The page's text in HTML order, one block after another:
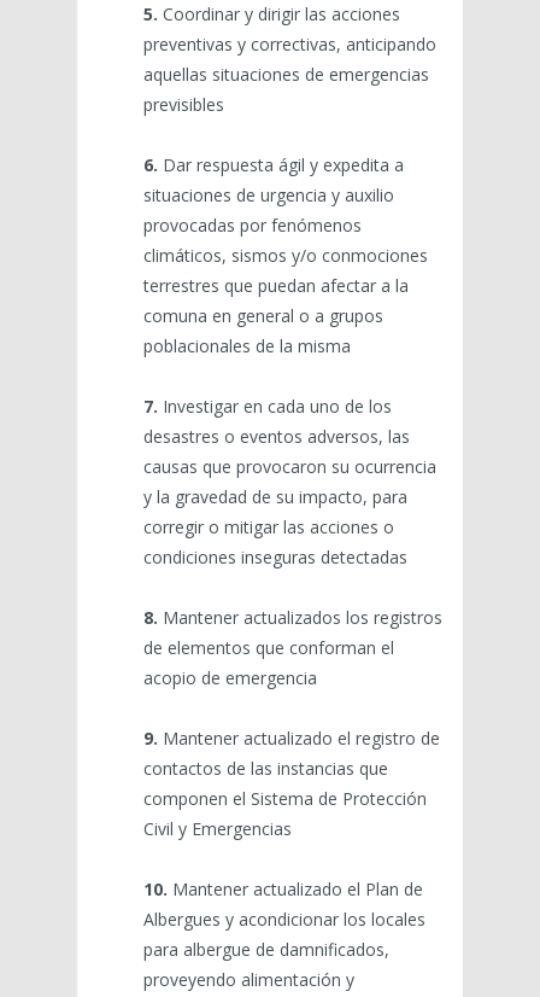
5. Coordinar y dirigir las acciones
preventivas y correctivas, anticipando
aquellas situaciones de emergencias
previsibles
6. Dar respuesta ágil y expedita a
situaciones de urgencia y auxilio
provocadas por fenómenos
climáticos, sismos y/o conmociones
terrestres que puedan afectar a la
comuna en general o a grupos
poblacionales de la misma
7. Investigar en cada uno de los
desastres o eventos adversos, las
causas que provocaron su ocurrencia
y la gravedad de su impacto, para
corregir o mitigar las acciones o
condiciones inseguras detectadas
8. Mantener actualizados los registros
de elementos que conforman el
acopio de emergencia
9. Mantener actualizado el registro de
contactos de las instancias que
componen el Sistema de Protección
Civil y Emergencias
10. Mantener actualizado el Plan de
Albergues y acondicionar los locales
para albergue de damnificados,
proveyendo alimentación y